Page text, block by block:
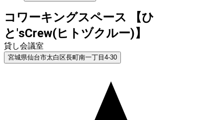
コワーキングスペース 【ひ
と'sCrew(ヒトヅクルー)】
貸し会議室
宮城県仙台市太白区長町南一丁目4-30